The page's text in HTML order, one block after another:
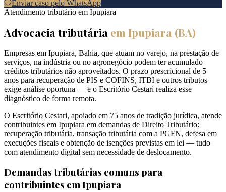
Enviar caso pelo WhatsApp
Atendimento tributário em Ipupiara
Advocacia tributária em Ipupiara (BA)
Empresas em Ipupiara, Bahia, que atuam no varejo, na prestação de
serviços, na indústria ou no agronegócio podem ter acumulado
créditos tributários não aproveitados. O prazo prescricional de 5
anos para recuperação de PIS e COFINS, ITBI e outros tributos
exige análise oportuna — e o Escritório Cestari realiza esse
diagnóstico de forma remota.
O Escritório Cestari, apoiado em 75 anos de tradição jurídica, atende
contribuintes em Ipupiara em demandas de Direito Tributário:
recuperação tributária, transação tributária com a PGFN, defesa em
execuções fiscais e obtenção de isenções previstas em lei — tudo
com atendimento digital sem necessidade de deslocamento.
Demandas tributárias comuns para
contribuintes emIpupiara